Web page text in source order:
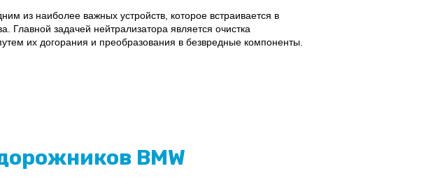
из наиболее важных устройств, которое встраивается в
Главной задачей нейтрализатора является очистка
их догорания и преобразования в безвредные компоненты.
BMW